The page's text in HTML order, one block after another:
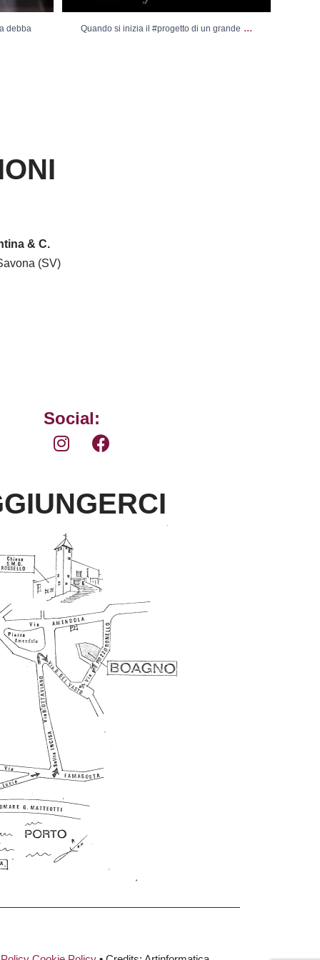
debba
Quando si inizia il #progetto di un grande ...
& C.
(SV)
Social: